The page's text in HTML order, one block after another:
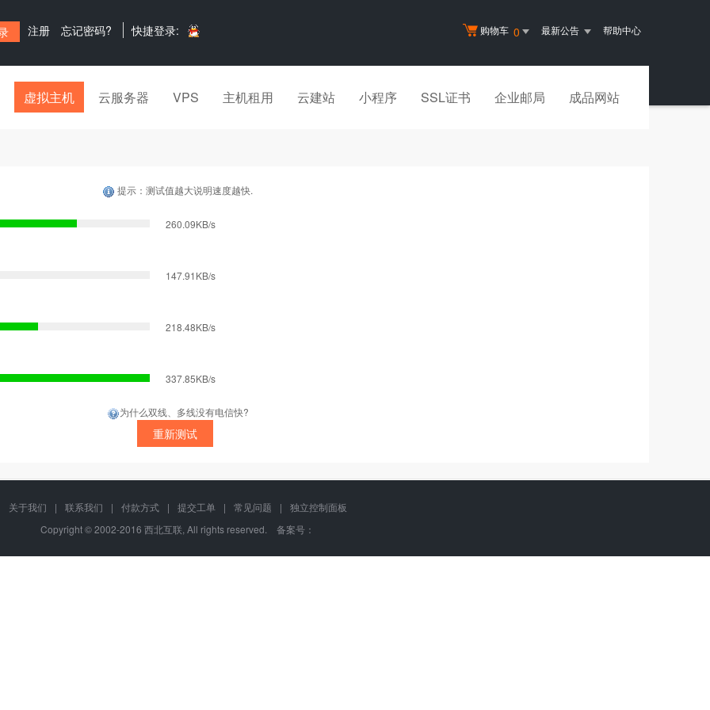
购物车 0 最新公告 帮助中心
注册 忘记密码? 快捷登录:
虚拟主机 云服务器 VPS 主机租用 云建站 小程序 SSL证书 企业邮局 成品网站
提示：测试值越大说明速度越快.
260.09KB/s
147.91KB/s
218.48KB/s
337.85KB/s
为什么双线、多线没有电信快?
关于我们 | 联系我们 | 付款方式 | 提交工单 | 常见问题 |
独立控制面板
Copyright © 2002-2016 西北互联, All rights reserved. 备案号：